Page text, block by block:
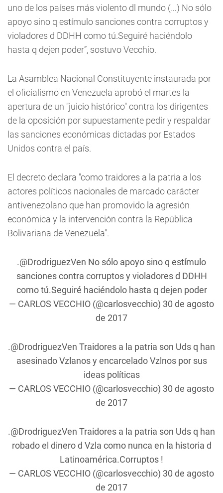
uno de los países más violento dl mundo (…) No sólo
apoyo sino q estímulo sanciones contra corruptos y
violadores d DDHH como tú.Seguiré haciéndolo
hasta q dejen poder”, sostuvo Vecchio.
La Asamblea Nacional Constituyente instaurada por
el oficialismo en Venezuela aprobó el martes la
apertura de un "juicio histórico" contra los dirigentes
de la oposición por supuestamente pedir y respaldar
las sanciones económicas dictadas por Estados
Unidos contra el país.
El decreto declara "como traidores a la patria a los
actores políticos nacionales de marcado carácter
antivenezolano que han promovido la agresión
económica y la intervención contra la República
Bolivariana de Venezuela".
.@DrodriguezVen No sólo apoyo sino q estímulo
sanciones contra corruptos y violadores d DDHH
como tú.Seguiré haciéndolo hasta q dejen poder
— CARLOS VECCHIO (@carlosvecchio) 30 de agosto
de 2017
.@DrodriguezVen Traidores a la patria son Uds q han
asesinado Vzlanos y encarcelado Vzlnos por sus
ideas políticas
— CARLOS VECCHIO (@carlosvecchio) 30 de agosto
de 2017
.@DrodriguezVen Traidores a la patria son Uds q han
robado el dinero d Vzla como nunca en la historia d
Latinoamérica.Corruptos !
— CARLOS VECCHIO (@carlosvecchio) 30 de agosto
de 2017